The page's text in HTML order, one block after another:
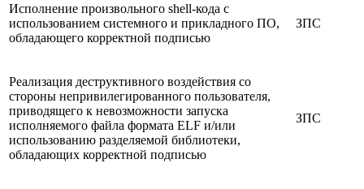
Исполнение произвольного shell-кода с
использованием системного и прикладного ПО,
обладающего корректной подписью
ЗПС
Реализация деструктивного воздействия со
стороны непривилегированного пользователя,
приводящего к невозможности запуска
исполняемого файла формата ELF и/или
использованию разделяемой библиотеки,
обладающих корректной подписью
ЗПС